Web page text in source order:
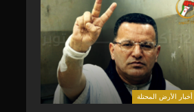
أخبار الأرض المحتلة